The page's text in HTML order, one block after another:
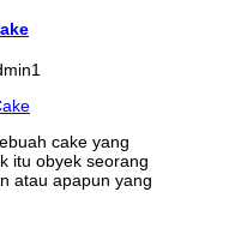
cake yang
itu obyek seorang
atau apapun yang